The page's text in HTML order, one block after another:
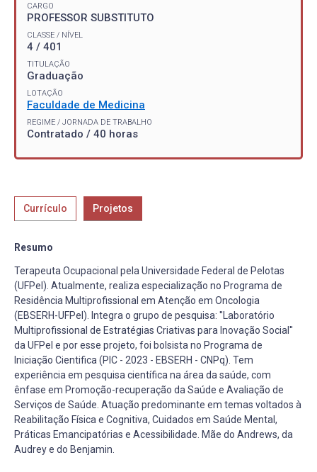
CARGO
PROFESSOR SUBSTITUTO
CLASSE / NÍVEL
4 / 401
TITULAÇÃO
Graduação
LOTAÇÃO
Faculdade de Medicina
REGIME / JORNADA DE TRABALHO
Contratado / 40 horas
Currículo Projetos
Resumo
Terapeuta Ocupacional pela Universidade Federal de Pelotas
(UFPel). Atualmente, realiza especialização no Programa de
Residência Multiprofissional em Atenção em Oncologia
(EBSERH-UFPel). Integra o grupo de pesquisa: ''Laboratório
Multiprofissional de Estratégias Criativas para Inovação Social''
da UFPel e por esse projeto, foi bolsista no Programa de
Iniciação Cientifica (PIC - 2023 - EBSERH - CNPq). Tem
experiência em pesquisa científica na área da saúde, com
ênfase em Promoção-recuperação da Saúde e Avaliação de
Serviços de Saúde. Atuação predominante em temas voltados à
Reabilitação Física e Cognitiva, Cuidados em Saúde Mental,
Práticas Emancipatórias e Acessibilidade. Mãe do Andrews, da
Audrey e do Benjamin.